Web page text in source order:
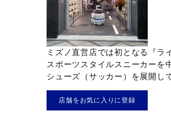
テニス／ソフトテニス
バドミントン
陸上競技
卓球
ソフトボール
ミズノ直営店では初となる『ラ
スポーツスタイルスニーカーを
シューズ（サッカー）を展開し
店舗をお気に入りに登録